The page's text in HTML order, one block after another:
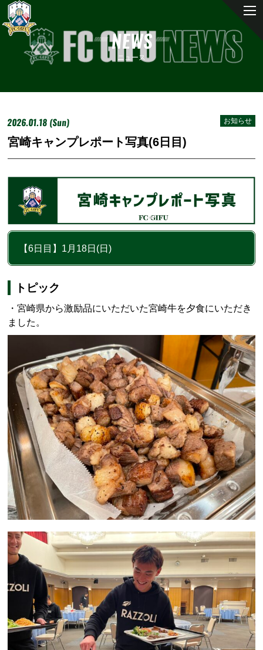
NEWS
ニュース
2026.01.18 (Sun) お知らせ
宮崎キャンプレポート写真(6日目)
【6日目】1月18日(日)
トピック
・宮崎県から激励品にいただいた宮崎牛を夕食にいただき
ました。